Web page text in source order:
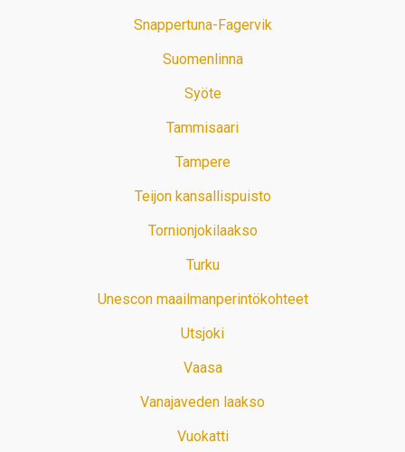
Snappertuna-Fagervik
Suomenlinna
Syöte
Tammisaari
Tampere
Teijon kansallispuisto
Tornionjokilaakso
Turku
Unescon maailmanperintökohteet
Utsjoki
Vaasa
Vanajaveden laakso
Vuokatti